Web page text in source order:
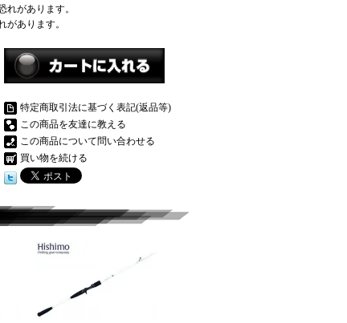
があります。
あります。
特定商取引法に基づく表記(返品等)
この商品を友達に教える
この商品について問い合わせる
買い物を続ける